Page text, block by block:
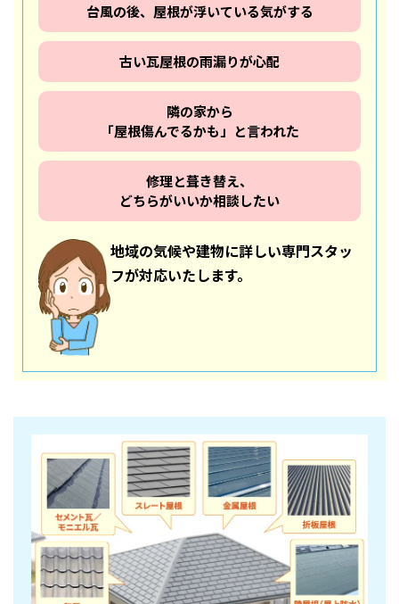
台風の後、屋根が浮いている気がする
古い瓦屋根の雨漏りが心配
隣の家から
「屋根傷んでるかも」と言われた
修理と葺き替え、
どちらがいいか相談したい
地域の気候や建物に詳しい専門スタッ
フが対応いたします。